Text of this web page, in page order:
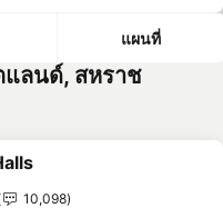
แผนที่
แลนด์, สหราช
รายการโปรด
10,098